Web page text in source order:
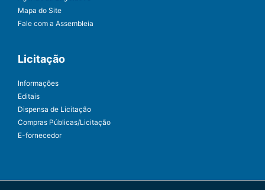
Mapa do Site
Fale com a Assembleia
Licitação
Informações
Editais
Dispensa de Licitação
Compras Públicas/Licitação
E-fornecedor